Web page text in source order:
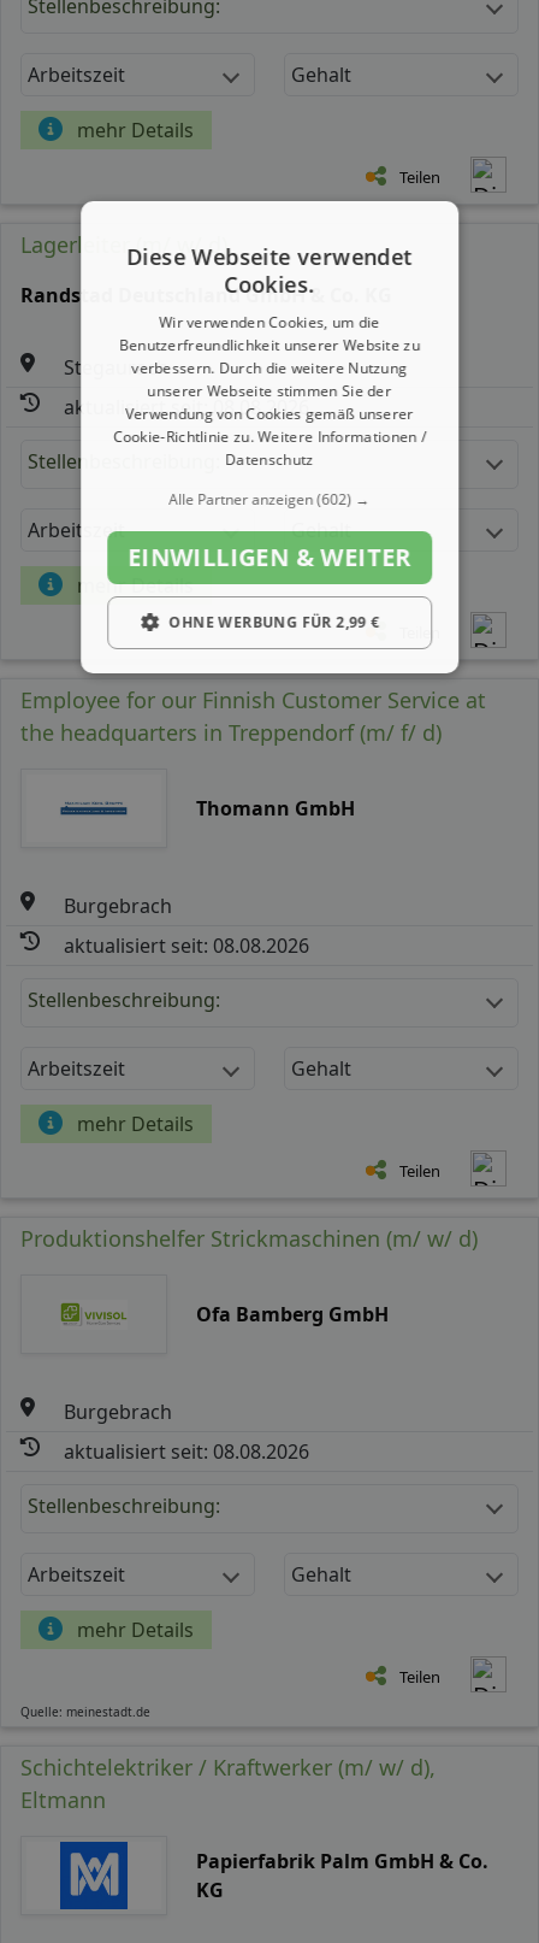
Stellenbeschreibung:
Arbeitszeit Gehalt
mehr Details
Teilen
Lagerleiter (m/ w/ d)
Randstad Deutschland GmbH & Co. KG
Stegaurach
aktualisiert seit: 08.08.2026
Stellenbeschreibung:
Arbeitszeit Gehalt
mehr Details
Employee for our Finnish Customer Service at
the headquarters in Treppendorf (m/ f/ d)
Thomann GmbH
Burgebrach
aktualisiert seit: 08.08.2026
Stellenbeschreibung:
Arbeitszeit Gehalt
mehr Details
Teilen
Produktionshelfer Strickmaschinen (m/ w/ d)
Ofa Bamberg GmbH
Burgebrach
aktualisiert seit: 08.08.2026
Stellenbeschreibung:
Arbeitszeit Gehalt
mehr Details
Teilen
Quelle: meinestadt.de
Schichtelektriker / Kraftwerker (m/ w/ d),
Eltmann
Papierfabrik Palm GmbH & Co.
KG
Diese Webseite verwendet
Cookies.
Wir verwenden Cookies, um die
Benutzerfreundlichkeit unserer Website zu
verbessern. Durch die weitere Nutzung
unserer Webseite stimmen Sie der
Verwendung von Cookies gemäß unserer
Cookie-Richtlinie zu.Weitere Informationen /
Datenschutz
Alle Partner anzeigen(602) →
EINWILLIGEN & WEITER
OHNE WERBUNG FÜR 2,99 €